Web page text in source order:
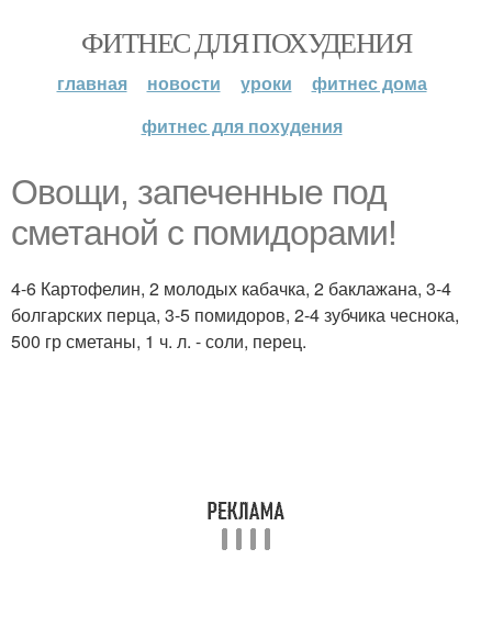
ФИТНЕС ДЛЯ ПОХУДЕНИЯ
главная новости уроки
фитнес дома
фитнес для похудения
Овощи, запеченные под
сметаной с помидорами!
4-6 Картофелин, 2 молодых кабачка, 2 баклажана, 3-4
болгарских перца, 3-5 помидоров, 2-4 зубчика чеснока,
500 гр сметаны, 1 ч. л. - соли, перец.